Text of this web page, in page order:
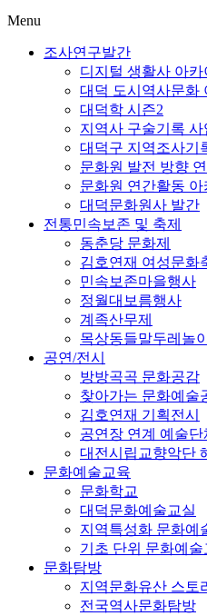
Menu
조사연구발간
디지털 생활사 아카
대덕 도시역사문화
대덕학 시즌2
지역사 구술기록 사
대덕구 지역조사기
문화원 발전 방향
문화원 연간활동 아
대덕문화원사 발간
전통민속보존 및 축제
동춘당 문화제
김호연재 여성문화
민속보존마을행사
정월대보름행사
계족산무제
목상동들말두레놀이
공연/전시
방방곡곡 문화공감
찾아가는 문화예술
김호연재 기획전시
공연장 연계 예술
대전시립교향악단
문화예술교육
문화학교
대덕문화예술교실
지역특성화 문화예
기초 단위 문화예
문화탐방
지역문화유산 스토
전국역사문화탐방